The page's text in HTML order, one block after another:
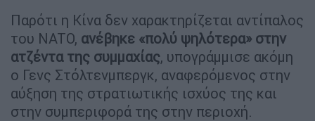
Παρότι η Κίνα δεν χαρακτηρίζεται αντίπαλος
του NATO, ανέβηκε «πολύ ψηλότερα» στην
ατζέντα της συμμαχίας, υπογράμμισε ακόμη
ο Γενς Στόλτενμπεργκ, αναφερόμενος στην
αύξηση της στρατιωτικής ισχύος της και
στην συμπεριφορά της στην περιοχή.